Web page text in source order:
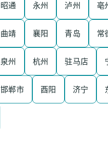
昭通 永州 泸州 亳
曲靖 襄阳 青岛 常
泉州 杭州 驻马店
邯郸市 酉阳 济宁